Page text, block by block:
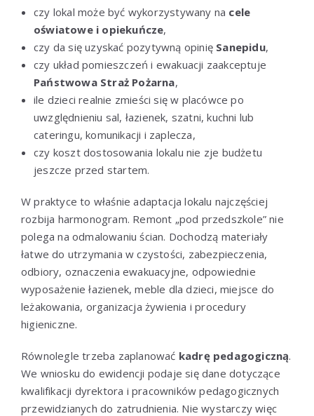
czy lokal może być wykorzystywany na cele
oświatowe i opiekuńcze,
czy da się uzyskać pozytywną opinię Sanepidu,
czy układ pomieszczeń i ewakuacji zaakceptuje
Państwowa Straż Pożarna,
ile dzieci realnie zmieści się w placówce po
uwzględnieniu sal, łazienek, szatni, kuchni lub
cateringu, komunikacji i zaplecza,
czy koszt dostosowania lokalu nie zje budżetu
jeszcze przed startem.
W praktyce to właśnie adaptacja lokalu najczęściej
rozbija harmonogram. Remont „pod przedszkole” nie
polega na odmalowaniu ścian. Dochodzą materiały
łatwe do utrzymania w czystości, zabezpieczenia,
odbiory, oznaczenia ewakuacyjne, odpowiednie
wyposażenie łazienek, meble dla dzieci, miejsce do
leżakowania, organizacja żywienia i procedury
higieniczne.
Równolegle trzeba zaplanować kadrę pedagogiczną.
We wniosku do ewidencji podaje się dane dotyczące
kwalifikacji dyrektora i pracowników pedagogicznych
przewidzianych do zatrudnienia. Nie wystarczy więc